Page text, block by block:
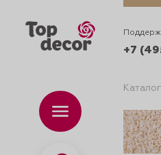
+7
Каталог
Каталог